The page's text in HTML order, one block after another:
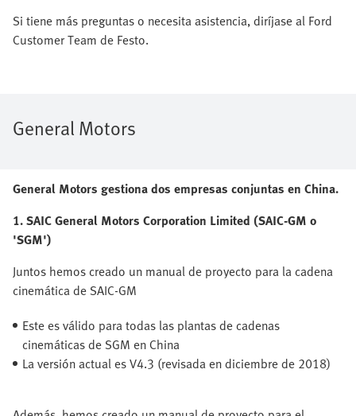
Si tiene más preguntas o necesita asistencia, diríjase al Ford
Customer Team de Festo.
General Motors
General Motors gestiona dos empresas conjuntas en China.
1. SAIC General Motors Corporation Limited (SAIC-GM o
'SGM')
Juntos hemos creado un manual de proyecto para la cadena
cinemática de SAIC-GM
Este es válido para todas las plantas de cadenas
cinemáticas de SGM en China
La versión actual es V4.3 (revisada en diciembre de 2018)